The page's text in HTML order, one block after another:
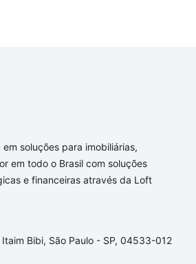
soluções para imobiliárias,
em todo o Brasil com soluções
e financeiras através da Loft
Bibi, São Paulo - SP, 04533-012